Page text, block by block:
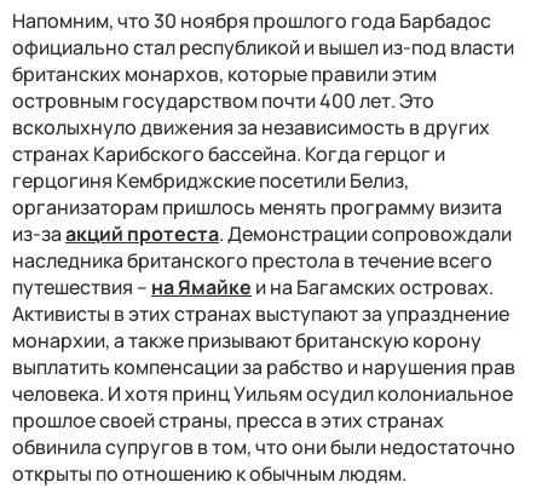
Напомним, что 30 ноября прошлого года Барбадос
официально стал республикой и вышел из-под власти
британских монархов, которые правили этим
островным государством почти 400 лет. Это
всколыхнуло движения за независимость в других
странах Карибского бассейна. Когда герцог и
герцогиня Кембриджские посетили Белиз,
организаторам пришлось менять программу визита
из-заакций протеста. Демонстрации сопровождали
наследника британского престола в течение всего
путешествия – на Ямайке и на Багамских островах.
Активисты в этих странах выступают за упразднение
монархии, а также призывают британскую корону
выплатить компенсации за рабство и нарушения прав
человека. И хотя принц Уильям осудил колониальное
прошлое своей страны, пресса в этих странах
обвинила супругов в том, что они были недостаточно
открыты по отношению к обычным людям.